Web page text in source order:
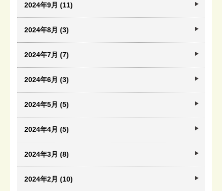
2024年9月 (11)
2024年8月 (3)
2024年7月 (7)
2024年6月 (3)
2024年5月 (5)
2024年4月 (5)
2024年3月 (8)
2024年2月 (10)